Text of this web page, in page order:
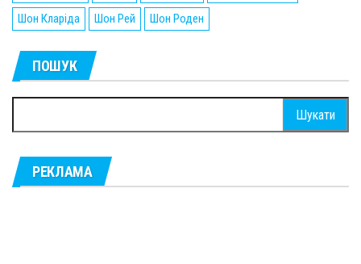
Шон Кларіда
Шон Рей Шон Роден
ПОШУК
РЕКЛАМА